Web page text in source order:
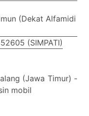
(Dekat Alfamidi
(SIMPATI)
(Jawa Timur) -
mobil